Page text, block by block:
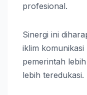
profesional.
Sinergi ini
iklim
pemerintah
lebih teredukasi.